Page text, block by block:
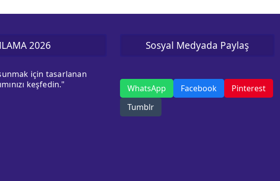
2026
için tasarlanan
keşfedin."
Sosyal Medyada Paylaş
WhatsApp Facebook
Pinterest
Tumblr